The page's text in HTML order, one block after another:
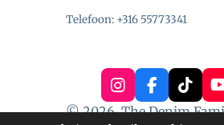
Telefoon: +316 55773341
I
n
F
a
T
i
© 2026, The Denim